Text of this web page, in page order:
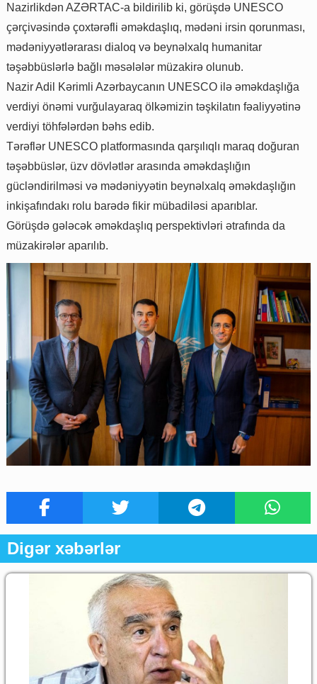
Nazirlikdən AZƏRTAC-a bildirilib ki, görüşdə UNESCO
çərçivəsində çoxtərəfli əməkdaşlıq, mədəni irsin qorunması,
mədəniyyətlərarası dialoq və beynəlxalq humanitar
təşəbbüslərlə bağlı məsələlər müzakirə olunub.
Nazir Adil Kərimli Azərbaycanın UNESCO ilə əməkdaşlığa
verdiyi önəmi vurğulayaraq ölkəmizin təşkilatın fəaliyyətinə
verdiyi töhfələrdən bəhs edib.
Tərəflər UNESCO platformasında qarşılıqlı maraq doğuran
təşəbbüslər, üzv dövlətlər arasında əməkdaşlığın
gücləndirilməsi və mədəniyyətin beynəlxalq əməkdaşlığın
inkişafındakı rolu barədə fikir mübadiləsi aparıblar.
Görüşdə gələcək əməkdaşlıq perspektivləri ətrafında da
müzakirələr aparılıb.
Digər xəbərlər